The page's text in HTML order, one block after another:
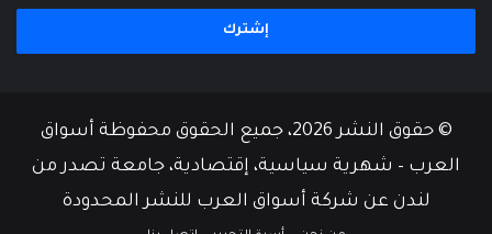
الإلكتروني
© حقوق النشر 2026، جميع الحقوق محفوظة أسواق
العرب – شهرية سياسية، إقتصادية، جامعة تصدر من
لندن عن شركة أسواق العرب للنشر المحدودة